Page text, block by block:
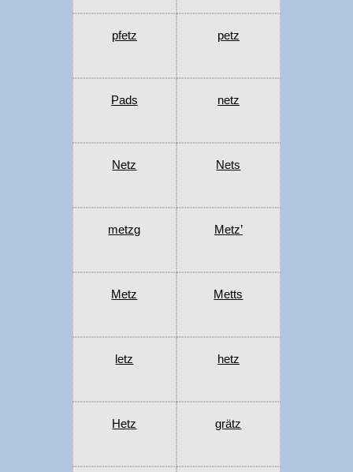
pfetz petz
Pads netz
Netz Nets
metzg Metz’
Metz Metts
letz hetz
Hetz grätz